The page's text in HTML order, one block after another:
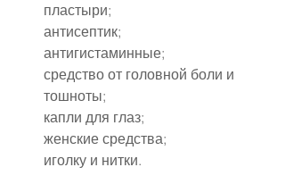
пластыри;
антисептик;
антигистаминные;
средство от головной боли и
тошноты;
капли для глаз;
женские средства;
иголку и нитки.